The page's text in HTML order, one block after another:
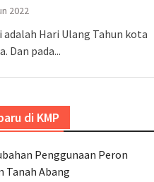
2022
adalah Hari Ulang Tahun kota
Dan pada...
di KMP
Penggunaan Peron
Tanah Abang